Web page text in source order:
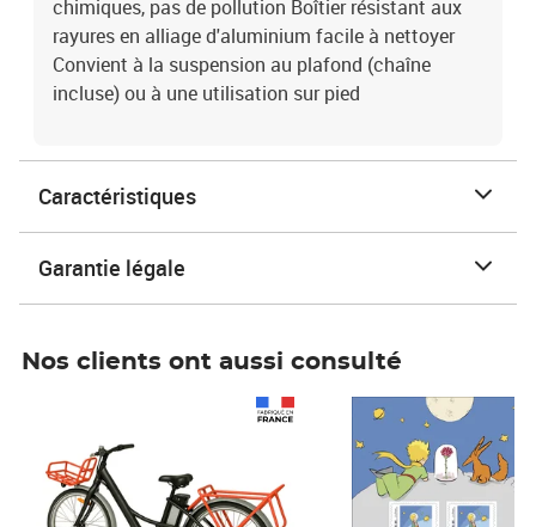
chimiques, pas de pollution Boîtier résistant aux
rayures en alliage d'aluminium facile à nettoyer
Convient à la suspension au plafond (chaîne
incluse) ou à une utilisation sur pied
Caractéristiques
Garantie légale
Nos clients ont aussi consulté
Prix 7,50€